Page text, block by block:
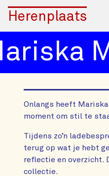
Herenplaats
Onlangs heeft
moment om stil te
Tijdens zo’n
terug op wat je hebt
reflectie en overzicht.
collectie.